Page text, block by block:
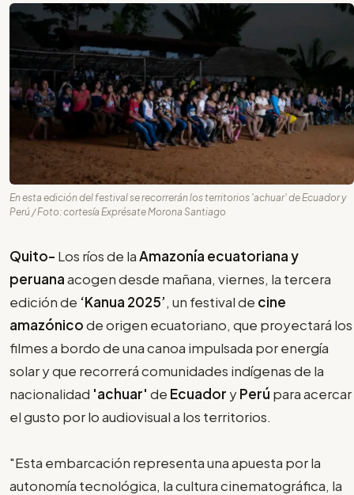
En esta edición del festival se recorrerán los territorios 'achuar' de Ecuador y
Perú / Foto: cortesía Exprésate Morona Santiago
Quito- Los ríos de laAmazonía ecuatorianay
peruanaacogen desde mañana, viernes, la tercera
edición de ‘Kanua 2025’, un festival de cine
amazónicode origen ecuatoriano, que proyectará los
filmes a bordo de una canoa impulsada por energía
solar y que recorrerá comunidades indígenas de la
nacionalidad 'achuar' de Ecuador yPerú para acercar
el gusto por lo audiovisual a los territorios.
"Esta embarcación representa una apuesta por la
autonomía tecnológica, la cultura cinematográfica, la